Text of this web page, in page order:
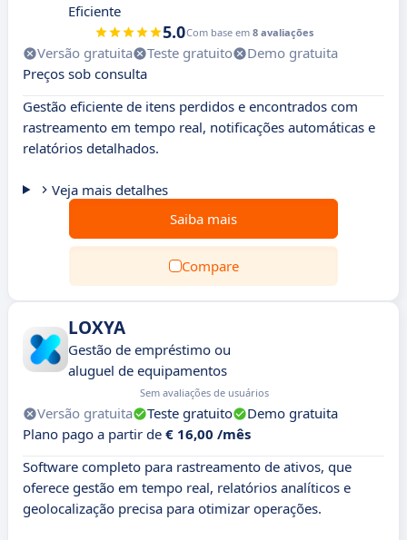
Eficiente
5.0Com base em 8 avaliações
Versão gratuita Teste gratuito
Demo gratuita
Preços sob consulta
Gestão eficiente de itens perdidos e encontrados com
rastreamento em tempo real, notificações automáticas e
relatórios detalhados.
Veja mais detalhes
Saiba mais
Compare
LOXYA
Gestão de empréstimo ou
aluguel de equipamentos
Sem avaliações de usuários
Versão gratuita Teste gratuito
Demo gratuita
Plano pago a partir de € 16,00 /mês
Software completo para rastreamento de ativos, que
oferece gestão em tempo real, relatórios analíticos e
geolocalização precisa para otimizar operações.